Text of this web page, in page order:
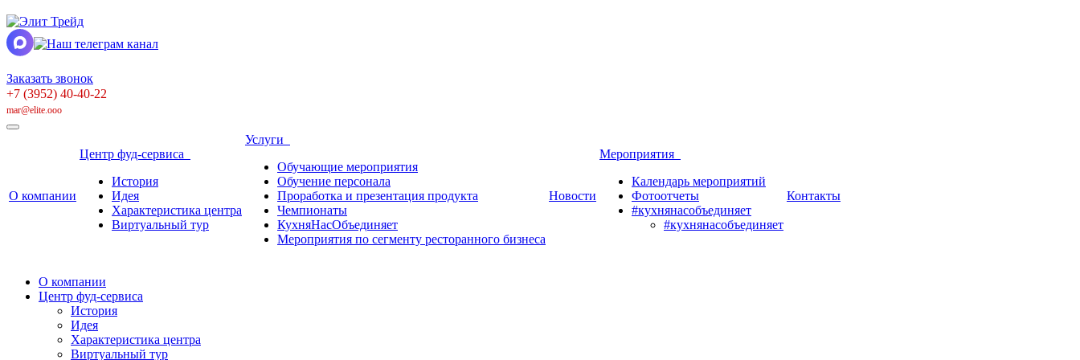
Заказать звонок
+7 (3952) 40-40-22
mar@elite.ooo
О компании
Центр фуд-сервиса
История
Идея
Характеристика центра
Виртуальный тур
Услуги
Обучающие мероприятия
Обучение персонала
Проработка и презентация продукта
Чемпионаты
КухняНасОбъединяет
Мероприятия по сегменту ресторанного бизнеса
Новости
Мероприятия
Календарь мероприятий
Фотоотчеты
#кухнянасобъединяет
#кухнянасобъединяет
Контакты
О компании
Центр фуд-сервиса
История
Идея
Характеристика центра
Виртуальный тур